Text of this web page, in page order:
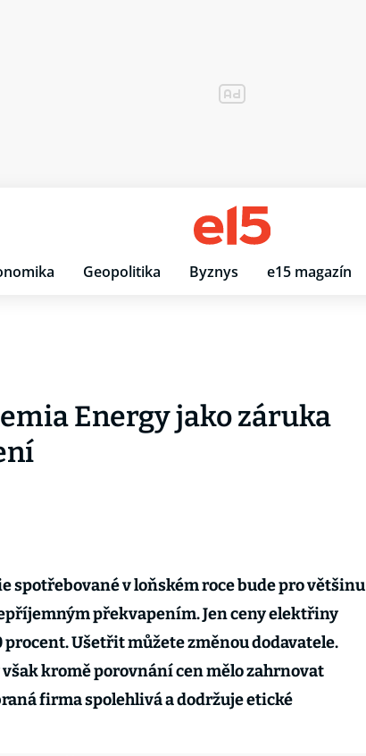
Geopolitika Byznys e15 magazín
Energy jako záruka
spotřebované v loňském roce bude pro většinu
překvapením. Jen ceny elektřiny
procent. Ušetřit můžete změnou dodavatele.
kromě porovnání cen mělo zahrnovat
firma spolehlivá a dodržuje etické